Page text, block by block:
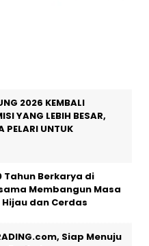
2026 KEMBALI
YANG LEBIH BESAR,
PELARI UNTUK
Tahun Berkarya di
Membangun Masa
dan Cerdas
Siap Menuju